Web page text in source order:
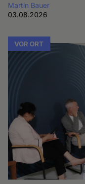
Martin Bauer
03.08.2026
VOR ORT